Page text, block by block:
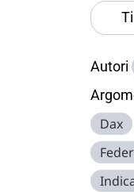
Autori
Dax